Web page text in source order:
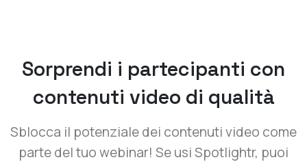
Sorprendi i partecipanti con
contenuti video di qualità
Sblocca il potenziale dei contenuti video come
parte del tuo webinar! Se usi Spotlightr, puoi